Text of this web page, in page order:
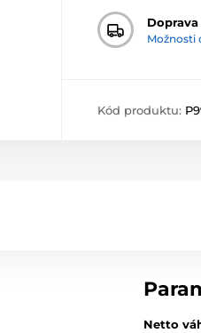
Možnosti
Kód produktu:
Netto